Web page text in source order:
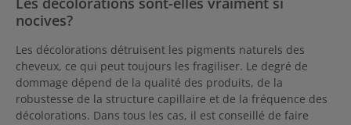
nocives?
Les décolorations détruisent les pigments naturels des
cheveux, ce qui peut toujours les fragiliser. Le degré de
dommage dépend de la qualité des produits, de la
robustesse de la structure capillaire et de la fréquence des
décolorations. Dans tous les cas, il est conseillé de faire